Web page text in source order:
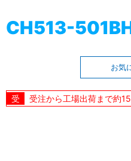
CH513-
お気
受注から工場出荷まで約15